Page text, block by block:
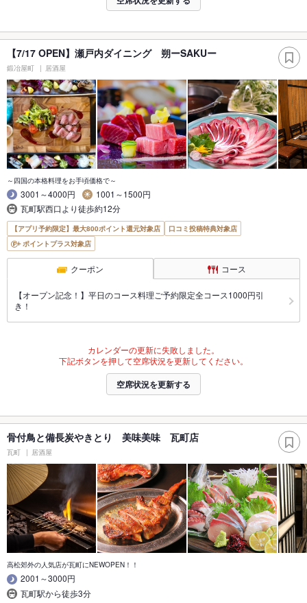
【7/17 OPEN】瀬戸内ダイニング 朔ーSAKUー
鍛冶屋町 居酒屋
～四国の本格料理をお手頃価格で～
3001～4000円
1001～1500円
瓦町駅西口より徒歩約12分
【アプリ予約限定】最大800ポイント還元対象店
口コミ投稿特典対象店
ポイントプラス対象店
クーポン コース
【オープン記念！】平日のコース料理ご予約限定全コース1000円引
き！
カレンダーの更新に失敗しました。
下記ボタンを押して空席状況を更新してください。
空席状況を更新する
骨付鳥と備長炭やきとり 美味美味 瓦町店
瓦町 居酒屋
高松郊外の人気店が瓦町にNEWOPEN！！
2001～3000円
瓦町駅から徒歩3分